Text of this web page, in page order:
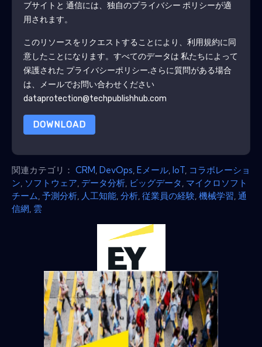
ブサイトと 通信には、独自のプライバシー ポリシーが適
用されます。
このリソースをリクエストすることにより、利用規約に同
意したことになります。すべてのデータは 私たちによって
保護された プライバシーポリシー.さらに質問がある場合
は、メールでお問い合わせください
dataprotection@techpublishhub.com
DOWNLOAD
関連カテゴリ： CRM DevOps Eメール IoT コラボレーショ
ン ソフトウェア データ分析 ビッグデータ マイクロソフト
チーム 予測分析 人工知能 分析 従業員の経験 機械学習 通
信網 雲